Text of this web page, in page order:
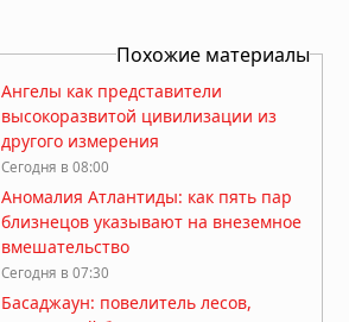
Похожие материалы
Ангелы как представители
высокоразвитой цивилизации из
другого измерения
Сегодня в 08:00
Аномалия Атлантиды: как пять пар
близнецов указывают на внеземное
вмешательство
Сегодня в 07:30
Басаджаун: повелитель лесов,